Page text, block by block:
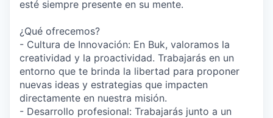
esté siempre presente en su mente.
¿Qué ofrecemos?
- Cultura de Innovación: En Buk, valoramos la
creatividad y la proactividad. Trabajarás en un
entorno que te brinda la libertad para proponer
nuevas ideas y estrategias que impacten
directamente en nuestra misión.
- Desarrollo profesional: Trabajarás junto a un